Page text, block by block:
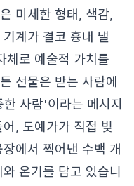
미세한 형태, 색감,
계가 결코 흉내 낼
체로 예술적 가치를
선물은 받는 사람에
사람'이라는 메시지
, 도예가가 직접 빚
에서 찍어낸 수백 개
온기를 담고 있습니